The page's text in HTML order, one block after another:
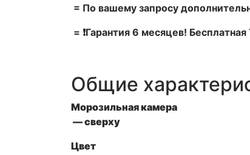
= По вашему запросу
= ❗Гарантия 6 месяцев!
Общие
Морозильная камера
— сверху
Цвет